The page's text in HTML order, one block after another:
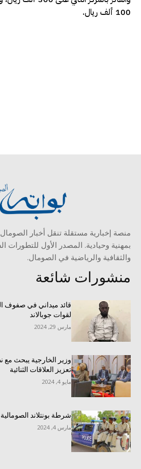
100 ألف ريال.
منصة إخبارية مستقلة تنقل أخبار الصومال
بمهنية وحيادية. المصدر الأول للتطورات
والثقافية والرياضية في الصومال.
منشورات شائعة
قائد ميداني في صفوف
لقوات جوبالاند
مارس 29, 2024
وزير الخارجية يبحث مع
تعزيز العلاقات الثنائية
مايو 4, 2024
شرطة بونتلاند
مارس 4, 2024